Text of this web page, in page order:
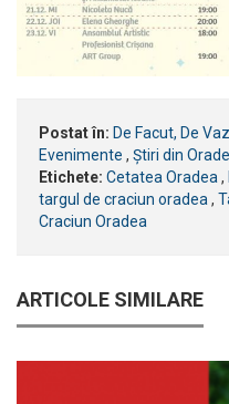
Postat în: De Facut, De
Evenimente , Știri din
Etichete: Cetatea Oradea ,
targul de craciun oradea ,
Craciun Oradea
ARTICOLE SIMILARE